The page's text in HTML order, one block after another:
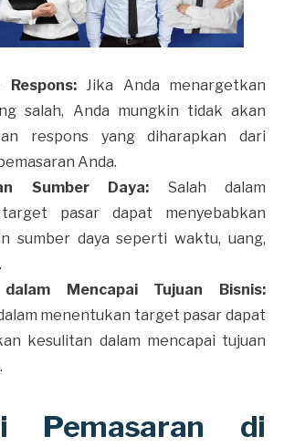
Respons:Jika Anda menargetkan
salah, Anda mungkin tidak akan
respons yang diharapkan dari
Anda.
Sumber Daya: Salah dalam
pasar dapat menyebabkan
sumber daya seperti waktu, uang,
Mencapai Tujuan Bisnis:
menentukan target pasar dapat
kesulitan dalam mencapai tujuan
Pemasaran di